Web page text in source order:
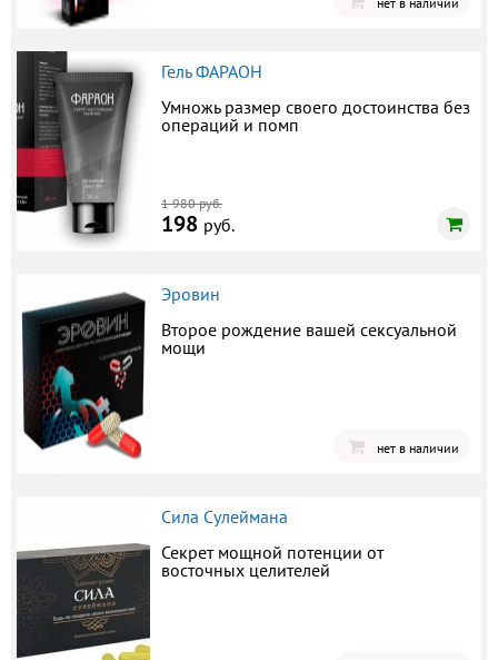
Гель ФАРАОН
Умножь размер своего достоинства без
операций и помп
1 980 руб.
198 руб.
Эровин
Второе рождение вашей сексуальной
мощи
нет в наличии
Сила Сулеймана
Секрет мощной потенции от
восточных целителей